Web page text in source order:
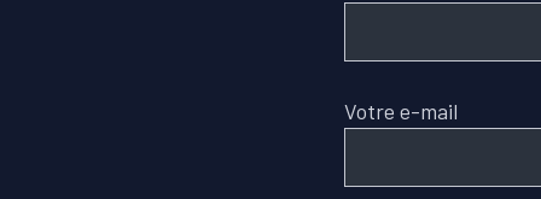
Votre e-mail